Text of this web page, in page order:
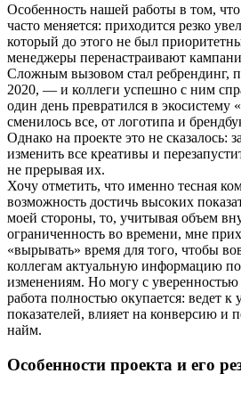
Особенность нашей работы в том,
часто меняется: приходится резко
который до этого не был
менеджеры перенастраивают
Сложным вызовом стал ребрендинг,
2020, — и коллеги успешно с ним
один день превратился в экосистему
сменилось все, от логотипа и
Однако на проекте это не сказалось:
изменить все креативы и
не прерывая их.
Хочу отметить, что именно тесная
возможность достичь высоких
моей стороны, то, учитывая объем
ограниченность во времени, мне
«вырывать» время для того, чтобы
коллегам актуальную информацию
изменениям. Но могу с уверенностью
работа полностью окупается: ведет
показателей, влияет на конверсию и
найм.
Особенности проекта и его